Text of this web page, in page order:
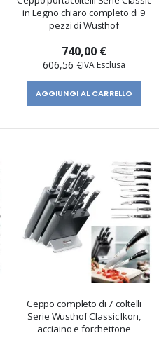
in Legno chiaro completo di 9
pezzi di Wusthof
740,00 €
606,56 €
AGGIUNGI AL CARRELLO
Ceppo completo di 7 coltelli
Serie Wusthof Classic Ikon,
acciaino e forchettone